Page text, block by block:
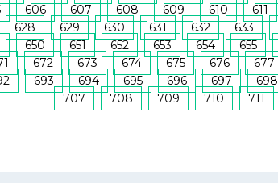
606 607 608 609 610 611
628
629 630 631 632 633
650 651 652 653 654 655
672 673 674 675 676 677
693 694 695 696 697 698
707
708 709 710 711